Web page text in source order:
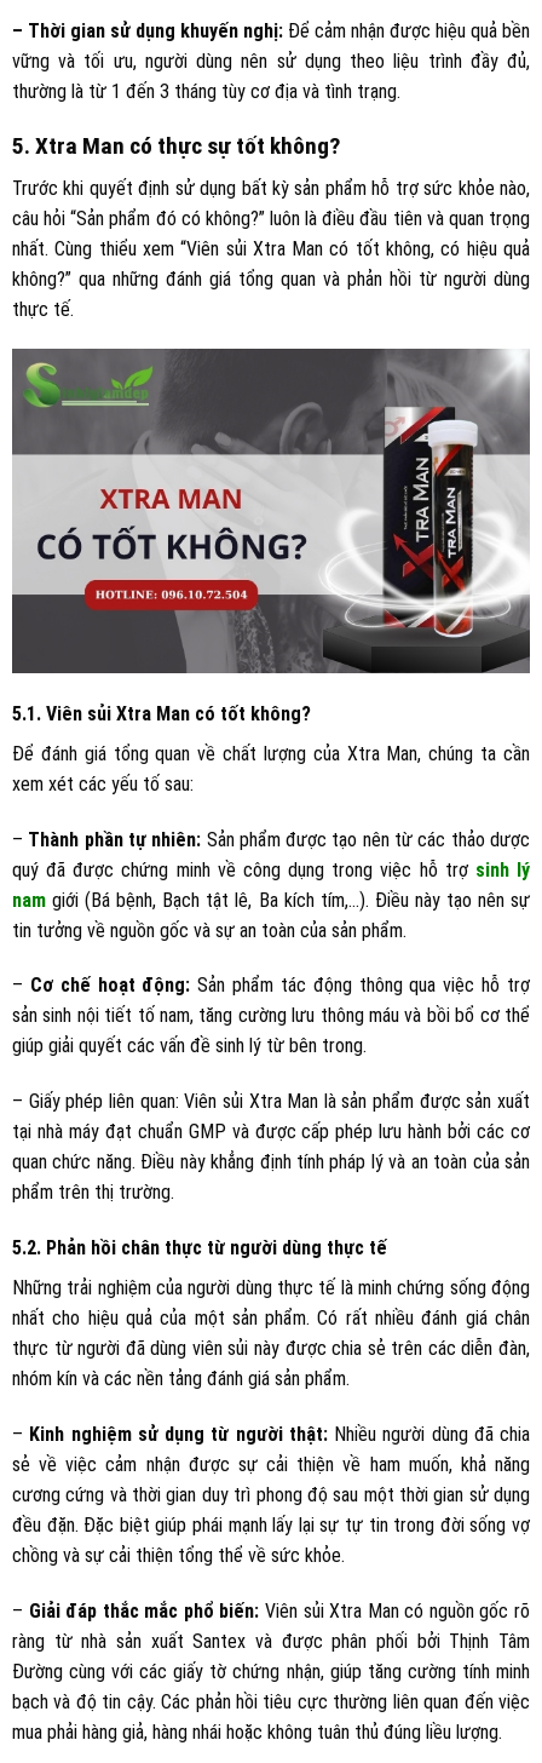
– Thời gian sử dụng khuyến nghị: Để cảm nhận được hiệu quả bền
vững và tối ưu, người dùng nên sử dụng theo liệu trình đầy đủ,
thường là từ 1 đến 3 tháng tùy cơ địa và tình trạng.
5. Xtra Man có thực sự tốt không?
Trước khi quyết định sử dụng bất kỳ sản phẩm hỗ trợ sức khỏe nào,
câu hỏi “Sản phẩm đó có không?” luôn là điều đầu tiên và quan trọng
nhất. Cùng thiểu xem “Viên sủi Xtra Man có tốt không, có hiệu quả
không?” qua những đánh giá tổng quan và phản hồi từ người dùng
thực tế.
5.1. Viên sủi Xtra Man có tốt không?
Để đánh giá tổng quan về chất lượng của Xtra Man, chúng ta cần
xem xét các yếu tố sau:
– Thành phần tự nhiên: Sản phẩm được tạo nên từ các thảo dược
quý đã được chứng minh về công dụng trong việc hỗ trợ sinh lý
nam giới (Bá bệnh, Bạch tật lê, Ba kích tím,…). Điều này tạo nên sự
tin tưởng về nguồn gốc và sự an toàn của sản phẩm.
– Cơ chế hoạt động: Sản phẩm tác động thông qua việc hỗ trợ
sản sinh nội tiết tố nam, tăng cường lưu thông máu và bồi bổ cơ thể
giúp giải quyết các vấn đề sinh lý từ bên trong.
– Giấy phép liên quan: Viên sủi Xtra Man là sản phẩm được sản xuất
tại nhà máy đạt chuẩn GMP và được cấp phép lưu hành bởi các cơ
quan chức năng. Điều này khẳng định tính pháp lý và an toàn của sản
phẩm trên thị trường.
5.2. Phản hồi chân thực từ người dùng thực tế
Những trải nghiệm của người dùng thực tế là minh chứng sống động
nhất cho hiệu quả của một sản phẩm. Có rất nhiều đánh giá chân
thực từ người đã dùng viên sủi này được chia sẻ trên các diễn đàn,
nhóm kín và các nền tảng đánh giá sản phẩm.
– Kinh nghiệm sử dụng từ người thật:Nhiều người dùng đã chia
sẻ về việc cảm nhận được sự cải thiện về ham muốn, khả năng
cương cứng và thời gian duy trì phong độ sau một thời gian sử dụng
đều đặn. Đặc biệt giúp phái mạnh lấy lại sự tự tin trong đời sống vợ
chồng và sự cải thiện tổng thể về sức khỏe.
– Giải đáp thắc mắc phổ biến: Viên sủi Xtra Man có nguồn gốc rõ
ràng từ nhà sản xuất Santex và được phân phối bởi Thịnh Tâm
Đường cùng với các giấy tờ chứng nhận, giúp tăng cường tính minh
bạch và độ tin cậy. Các phản hồi tiêu cực thường liên quan đến việc
mua phải hàng giả, hàng nhái hoặc không tuân thủ đúng liều lượng.